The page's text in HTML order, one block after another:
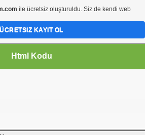
Html Kodu
ile ücretsiz oluşturuldu. Siz de kendi web
ÜCRETSIZ KAYIT OL